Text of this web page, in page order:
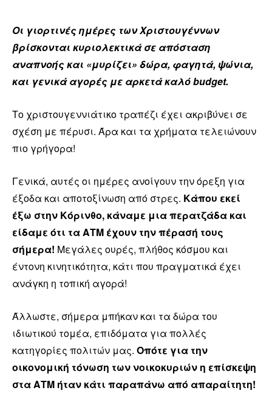
Οι γιορτινές ημέρες των Χριστουγέννων
βρίσκονται κυριολεκτικά σε απόσταση
αναπνοής και «μυρίζει» δώρα, φαγητά, ψώνια,
και γενικά αγορές με αρκετά καλό budget.
Το χριστουγεννιάτικο τραπέζι έχει ακριβύνει σε
σχέση με πέρυσι. Άρα και τα χρήματα τελειώνουν
πιο γρήγορα!
Γενικά, αυτές οι ημέρες ανοίγουν την όρεξη για
έξοδα και αποτοξίνωση από στρες. Κάπου εκεί
έξω στην Κόρινθο, κάναμε μια περατζάδα και
είδαμε ότι τα ΑΤΜ έχουν την πέρασή τους
σήμερα! Μεγάλες ουρές, πλήθος κόσμου και
έντονη κινητικότητα, κάτι που πραγματικά έχει
ανάγκη η τοπική αγορά!
Άλλωστε, σήμερα μπήκαν και τα δώρα του
ιδιωτικού τομέα, επιδόματα για πολλές
κατηγορίες πολιτών μας. Οπότε για την
οικονομική τόνωση των νοικοκυριών η επίσκεψη
στα ΑΤΜ ήταν κάτι παραπάνω από απαραίτητη!